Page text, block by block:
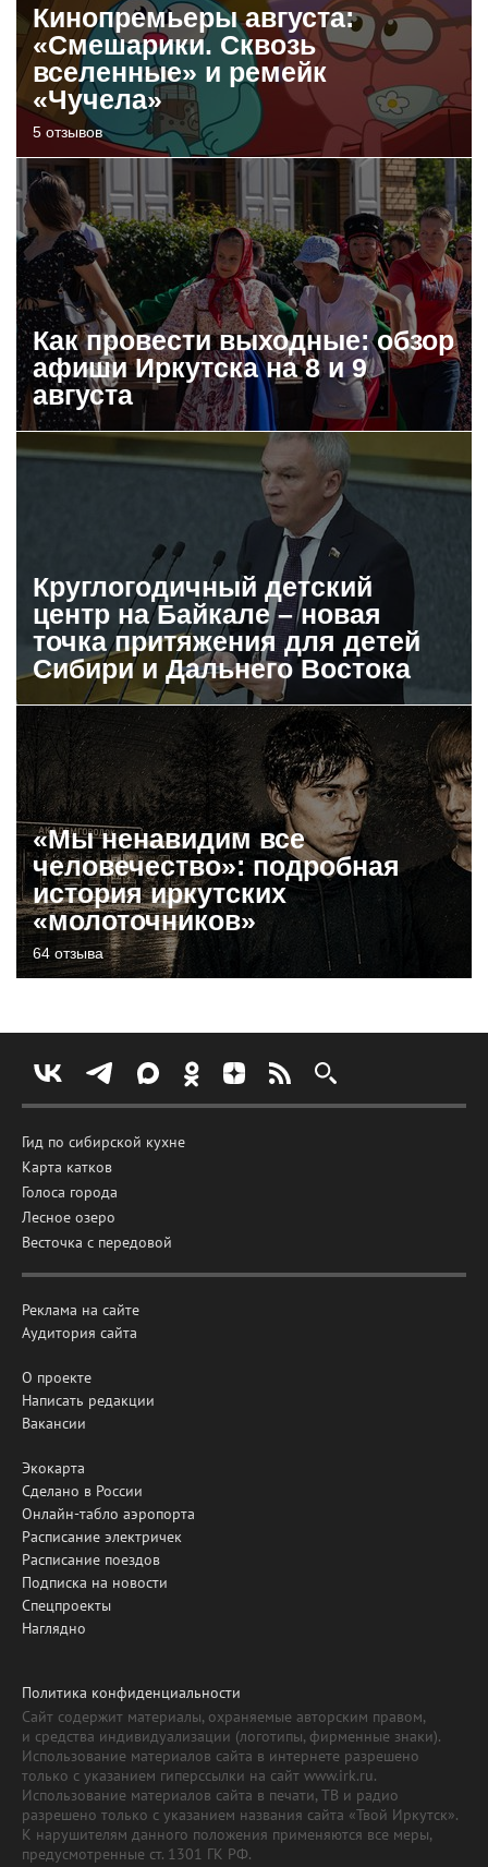
Кинопремьеры августа:
«Смешарики. Сквозь
вселенные» и ремейк
«Чучела»
5 отзывов
Как провести выходные: обзор
афиши Иркутска на 8 и 9
августа
Круглогодичный детский
центр на Байкале – новая
точка притяжения для детей
Сибири и Дальнего Востока
«Мы ненавидим все
человечество»: подробная
история иркутских
«молоточников»
64 отзыва
Гид по сибирской кухне
Карта катков
Голоса города
Лесное озеро
Весточка с передовой
Реклама на сайте
Аудитория сайта
О проекте
Написать редакции
Вакансии
Экокарта
Сделано в России
Онлайн-табло аэропорта
Расписание электричек
Расписание поездов
Подписка на новости
Спецпроекты
Наглядно
Политика конфиденциальности
Сайт содержит материалы, охраняемые авторским правом,
и средства индивидуализации (логотипы, фирменные знаки).
Использование материалов сайта в интернете разрешено
только с указанием гиперссылки на сайт www.irk.ru.
Использование материалов сайта в печати, ТВ и радио
разрешено только с указанием названия сайта «Твой Иркутск».
К нарушителям данного положения применяются все меры,
предусмотренные ст. 1301 ГК РФ.